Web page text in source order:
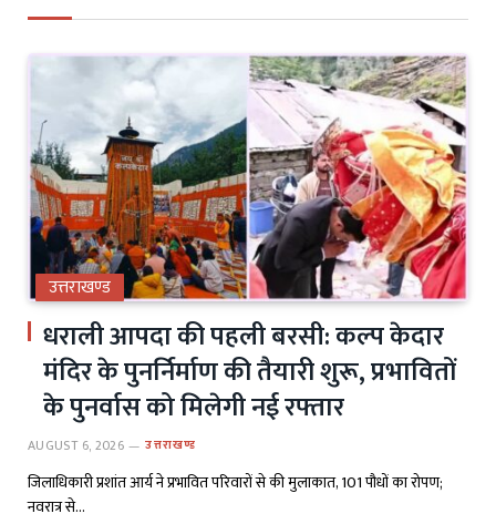
उत्तराखण्ड
धराली आपदा की पहली बरसी: कल्प केदार
मंदिर के पुनर्निर्माण की तैयारी शुरू, प्रभावितों
के पुनर्वास को मिलेगी नई रफ्तार
AUGUST 6, 2026 उत्तराखण्ड
जिलाधिकारी प्रशांत आर्य ने प्रभावित परिवारों से की मुलाकात, 101 पौधों का रोपण;
नवरात्र से…